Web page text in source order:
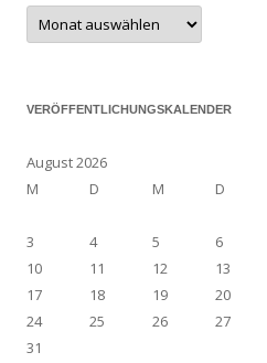
Unser
Archiv
VERÖFFENTLICHUNGSKALENDER
August 2026
M
D M D
3
4 5 6
10
11 12 13
17
18 19 20
24
25 26 27
31